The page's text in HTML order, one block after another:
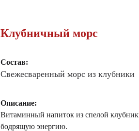
Клубничный морс
Состав:
Свежесваренный морс из клубники
Описание:
Витаминный напиток из спелой
бодрящую энергию.